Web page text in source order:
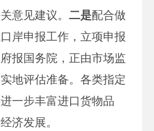
意见建议。 二是配合做
岸申报工作，立项申报
报国务院，正由市场监
地评估准备。各类指定
一步丰富进口货物品
济发展。